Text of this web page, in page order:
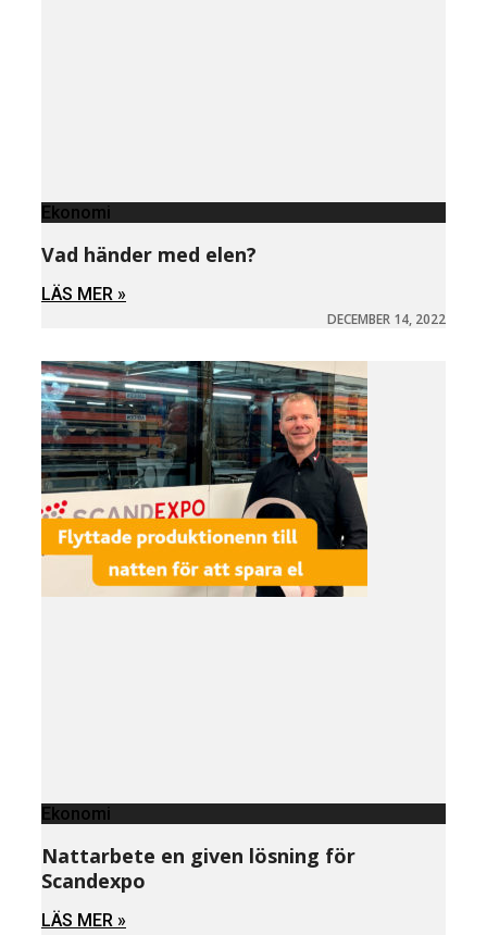
Ekonomi
Vad händer med elen?
LÄS MER »
DECEMBER 14, 2022
Ekonomi
Nattarbete en given lösning för
Scandexpo
LÄS MER »